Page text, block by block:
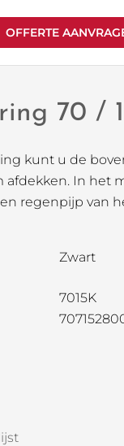
OFFERTE
70 /
kunt u de
afdekken. In het
regenpijp van
Zwart
7015K